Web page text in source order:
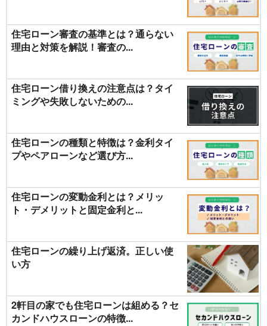
住宅ローン審査の基準とは？通らない
理由と対策を解説！審査の...
住宅ローン借り換えの注意点は？タイ
ミングや失敗しないための...
住宅ローンの種類と特徴は？金利タイ
プやペアローンなど選び方...
住宅ローンの変動金利とは？メリッ
ト・デメリットと固定金利と...
住宅ローンの繰り上げ返済。正しい使
い方
2軒目の家でも住宅ローンは組める？セ
カンドハウスローンの特徴...